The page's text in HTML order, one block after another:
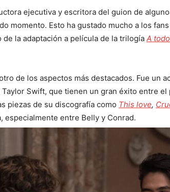
ejecutiva y escritora del guion de
momento. Esto ha gustado mucho a los
la adaptación a película de la trilogía A
de los aspectos más destacados. Fue un
Taylor Swift, que tienen un gran éxito entre el
piezas de su discografía como This love,
especialmente entre Belly y Conrad.